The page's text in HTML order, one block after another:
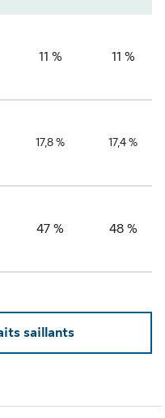
11 % 11 %
17,8 % 17,4 %
47 % 48 %
saillants